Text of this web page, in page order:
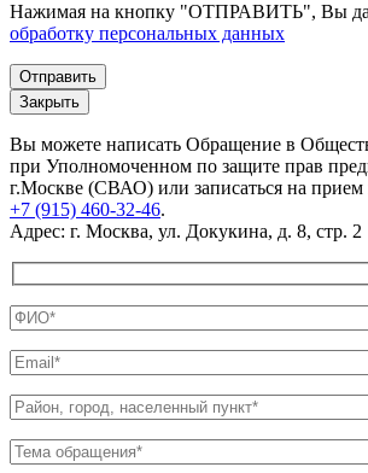
Нажимая на кнопку "ОТПРАВИТЬ", Вы
обработку персональных данных
Закрыть
Вы можете написать Обращение в
при Уполномоченном по защите прав
г.Москве (СВАО) или записаться на прием
+7 (915) 460-32-46.
Адрес: г. Москва, ул. Докукина, д. 8, стр. 2